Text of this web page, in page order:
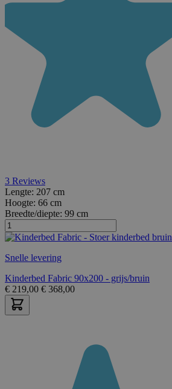
3 Reviews
Lengte: 207 cm
Hoogte: 66 cm
Breedte/diepte: 99 cm
Snelle levering
Kinderbed Fabric 90x200 - grijs/bruin
€ 219,00 € 368,00